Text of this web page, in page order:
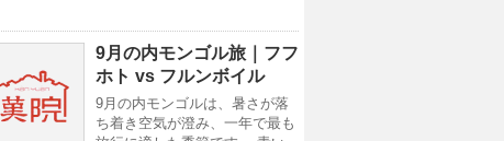
9月の内モンゴル旅｜フフ
ホト vs フルンボイル
9月の内モンゴルは、暑さが落
ち着き空気が澄み、一年で最も